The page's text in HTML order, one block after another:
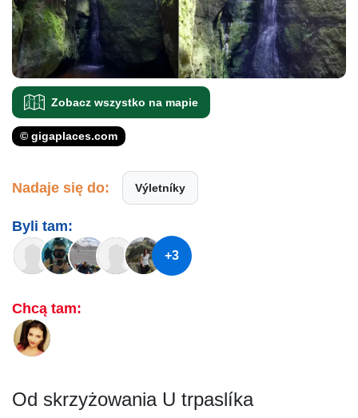
Zobacz wszystko na mapie
© gigaplaces.com
Nadaje się do: Výletníky
Byli tam:
+3
Chcą tam:
Od skrzyżowania U trpaslíka